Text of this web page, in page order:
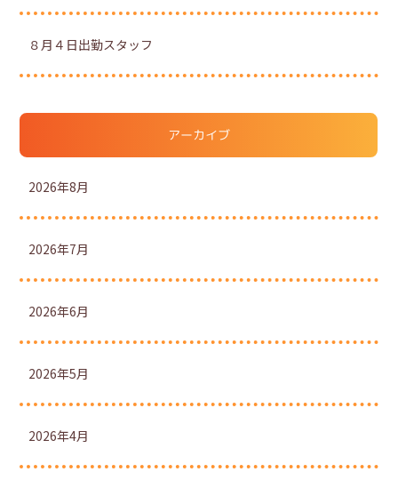
８月４日出勤スタッフ
アーカイブ
2026年8月
2026年7月
2026年6月
2026年5月
2026年4月